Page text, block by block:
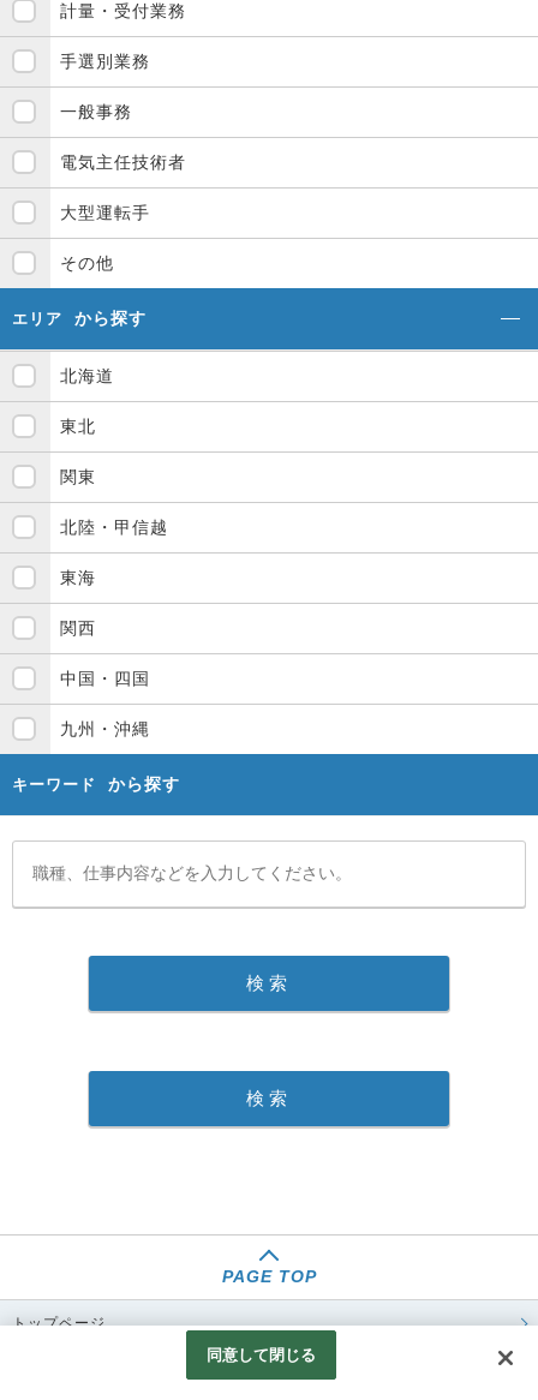
計量・受付業務
手選別業務
一般事務
電気主任技術者
大型運転手
その他
エリア から探す
北海道
東北
関東
北陸・甲信越
東海
関西
中国・四国
九州・沖縄
キーワード から探す
PAGE TOP
トップページ
同意して閉じる